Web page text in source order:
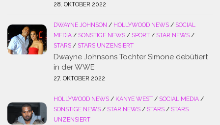
28. OKTOBER 2022
DWAYNE JOHNSON / HOLLYWOOD NEWS / SOCIAL
MEDIA / SONSTIGE NEWS / SPORT / STAR NEWS /
STARS / STARS UNZENSIERT
Dwayne Johnsons Tochter Simone debütiert
in der WWE
27. OKTOBER 2022
HOLLYWOOD NEWS / KANYE WEST / SOCIAL MEDIA /
SONSTIGE NEWS / STAR NEWS / STARS / STARS
UNZENSIERT